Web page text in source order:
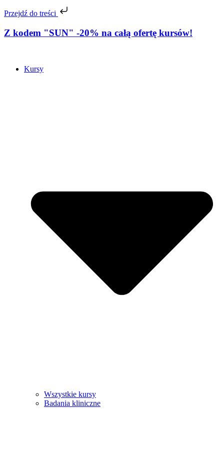
Przejdź do treści
Z kodem "SUN" -20% na całą ofertę kursów!
Kursy
Wszystkie kursy
Badania kliniczne